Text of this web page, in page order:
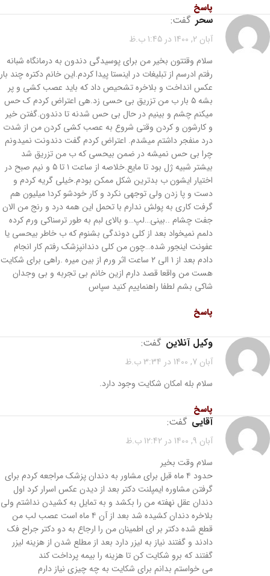
پاسخ
سحر گفت:
آبان 2, 1400 در 1:45 ب.ظ
سلام وقتتون بخیر من برای پوسیدگی دندون به درمانگاه شبانه
رفتم ادرسم از تبلیغات در اینستا پیدا کردم.این خانم دکتره چند بار
عکس انداخت و بلاخره تشحیص داد که باید عصب کشی و پر
بشه ۵ بار ب من تزریق بی حسی زد.هی اعتراض کردم ک حس
میکنم چشم و بینیم در حال بی حس شدنه تا دندون.گفتن خیر
و کارشون و کردن وقتی شروع به عصب کشی کردن من از شدت
درد منفجر داشتم میشدم. اعتراض کردم گفت دندونت نمیدونم
چرا بی حس نمیشه در ضمن بیحسی که ب من تزریق شد
بیشتر شبیه ژل بود تا مایع.خلاصه از ساعت ۱ تا ۵ و نیم صبح در
اختیار ایشون ب بدترین شکل ممکن بودم.خیلی گریه کردم و
دست و پا زدن ولی توجهی نکرد و کار خودشو کرد۱ میلیون هم
گرفت کاری به پولش ندارم با تحمل این همه درد و رنج من الان
جفت چشام ..بینی…لپ…و بالای لبم به طور ترسناکی ورم کرده
دلمم نمیخواد بعد از کلی دوندگی بشنوم که ب خاطر بیحسی یا
عفونت اینجور شده…چون من کلی دندانپزشک رفتم کار انجام
دادم بعد از ۱ الی ۲ ساعت اثر ورم از بین میره .راهی برای شکایت
هست من واقعا قصد دارم ازین خانم بی تجربه و بی وجدان
شاکی بشم لطفا راهنماییم کنید سپاس
پاسخ
وکیل آنلاین گفت:
آبان 7, 1400 در 3:34 ب.ظ
سلام بله امکان شکایت وجود دارد.
پاسخ
آقایی گفت:
آبان 9, 1400 در 12:42 ب.ظ
سلام وقت بخیر
حدود ۴ ماه قبل برای مشاور به دندان پزشک مراجعه کردم برای
گرفتن مشاوره ایمپلنت دکتر بعد از دیدن عکس اسرار کرد اول
دندان عقل نهفته من را بکشد و به تمایل به کشیدن نداشتم ولی
بلاخره دندان کشیده شد بعد از آن ۴ ماه است عصب لب من
قطع شده دکتر بر ای اطمینان من را ارجاع به دو دکتر جراح فک
دادند و گفتند نیاز به لیزر دارد بعد از مطلع شدن از هزینه لیزر
گفتند که برو شکایت کن تا هزینه را بیمه پرداخت کند
می خواستم بدانم برای شکایت به چه چیزی نیاز دارم